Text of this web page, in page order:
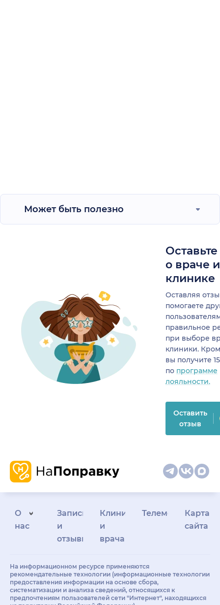
Может быть полезно
о враче
клинике
Оставляя
помогаете
правильное
при выборе
клиники.
вы получите
по программе
лояльности.
Оставить
отзыв
О
нас
Запись
и
отзывы
Клиникам
и
врачам
Телемедицина
Карта
сайта
На информационном ресурсе применяются
рекомендательные технологии (информационные технологии
предоставления информации на основе сбора,
систематизации и анализа сведений, относящихся к
предпочтениям пользователей сети "Интернет", находящихся